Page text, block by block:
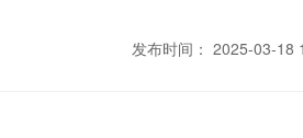
发布时间： 2025-03-18